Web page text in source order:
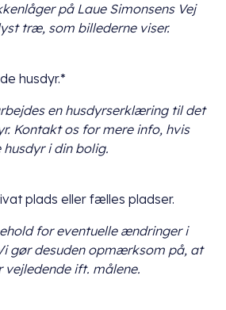
på Laue Simonsens Vej
træ, som billederne viser.
husdyr.*
en husdyrserklæring til det
Kontakt os for mere info, hvis
i din bolig.
plads eller fælles pladser.
for eventuelle ændringer i
gør desuden opmærksom på, at
vejledende ift. målene.